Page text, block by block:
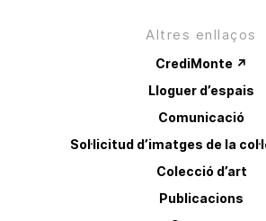
Altres enllaços
CrediMonte ↗
Lloguer d’espais
Comunicació
Sol·licitud d’imatges de la
Colecció d’art
Publicacions